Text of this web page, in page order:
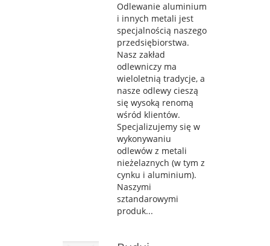
Odlewanie aluminium
i innych metali jest
specjalnością naszego
przedsiębiorstwa.
Nasz zakład
odlewniczy ma
wieloletnią tradycje, a
nasze odlewy cieszą
się wysoką renomą
wśród klientów.
Specjalizujemy się w
wykonywaniu
odlewów z metali
nieżelaznych (w tym z
cynku i aluminium).
Naszymi
sztandarowymi
produk...